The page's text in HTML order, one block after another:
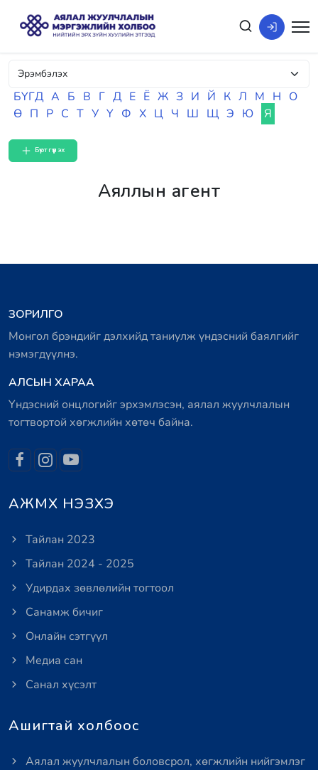
БҮГД А Б В Г Д Е Ё Ж З И Й К Л М Н О
Ө П Р С Т У Ү Ф Х Ц Ч Ш Щ Э Ю Я
Бүртгүүлэх
Аяллын агент
ЗОРИЛГО
Монгол брэндийг дэлхийд таниулж үндэсний баялгийг
нэмэгдүүлнэ.
АЛСЫН ХАРАА
Үндэсний онцлогийг эрхэмлэсэн, аялал жуулчлалын
тогтвортой хөгжлийн хөтөч байна.
АЖМХ НЭЗХЭ
Тайлан 2023
Тайлан 2024 - 2025
Удирдах зөвлөлийн тогтоол
Санамж бичиг
Онлайн сэтгүүл
Медиа сан
Санал хүсэлт
Ашигтай холбоос
Аялал жуулчлалын боловсрол, хөгжлийн нийгэмлэг